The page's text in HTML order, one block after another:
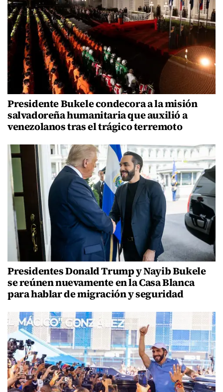
Presidente Bukele condecora a la misión
salvadoreña humanitaria que auxilió a
venezolanos tras el trágico terremoto
Presidentes Donald Trump y Nayib Bukele
se reúnen nuevamente en la Casa Blanca
para hablar de migración y seguridad